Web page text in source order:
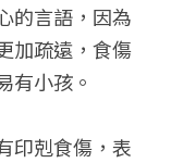
的言語，因為
加疏遠，食傷
有小孩。
印剋食傷，表